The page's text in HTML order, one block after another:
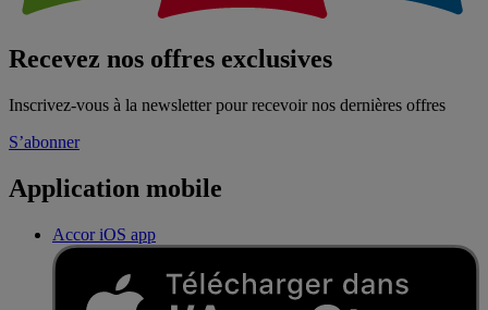
Recevez nos offres exclusives
Inscrivez-vous à la newsletter pour recevoir nos dernières offres
S’abonner
Application mobile
Accor iOS app